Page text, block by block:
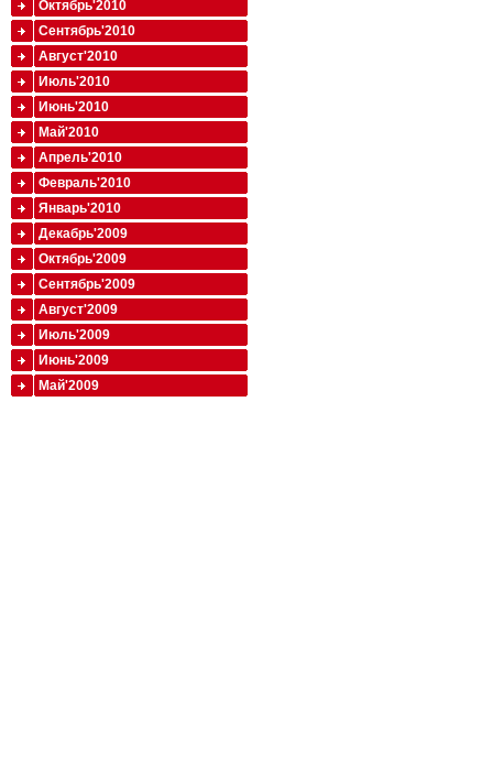
Октябрь'2010
Сентябрь'2010
Август'2010
Июль'2010
Июнь'2010
Май'2010
Апрель'2010
Февраль'2010
Январь'2010
Декабрь'2009
Октябрь'2009
Сентябрь'2009
Август'2009
Июль'2009
Июнь'2009
Май'2009